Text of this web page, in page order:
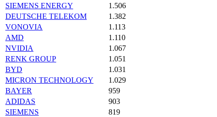
SIEMENS ENERGY
1.506
DEUTSCHE TELEKOM
1.382
VONOVIA
1.113
AMD
1.110
NVIDIA
1.067
RENK GROUP
1.051
BYD
1.031
MICRON TECHNOLOGY
1.029
BAYER
959
ADIDAS
903
SIEMENS
819